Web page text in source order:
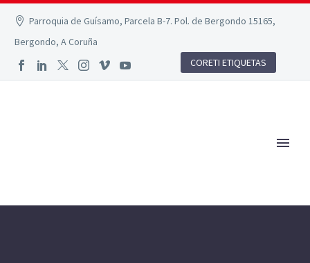
Parroquia de Guísamo, Parcela B-7. Pol. de Bergondo 15165,
Bergondo, A Coruña
CORETI ETIQUETAS